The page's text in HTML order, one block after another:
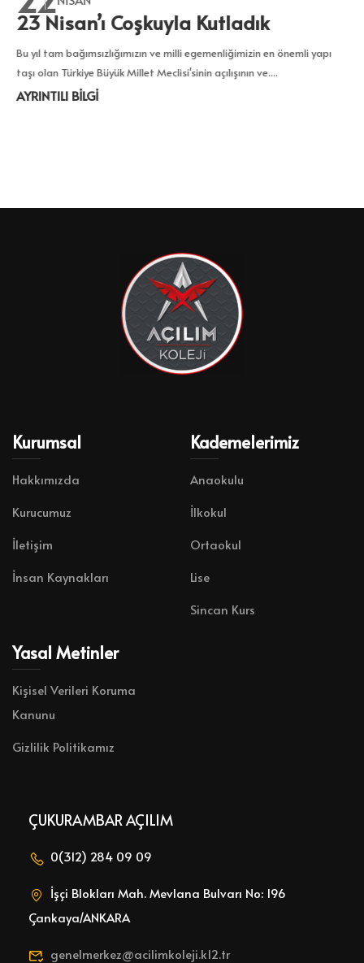
Nisan’ı Coşkuyla Kutladık
yıl tam bağımsızlığımızın ve milli egemenliğimizin en önemli yapı
olan Türkiye Büyük Millet Meclisi'sinin açılışının ve....
BİLGİ
Kurumsal
Hakkımızda
Kurucumuz
İletişim
İnsan Kaynakları
Kademelerimiz
Anaokulu
İlkokul
Ortaokul
Lise
Sincan Kurs
Yasal Metinler
Kişisel Verileri Koruma
Kanunu
Gizlilik Politikamız
ÇUKURAMBAR AÇILIM
0(312) 284 09 09
İşçi Blokları Mah. Mevlana Bulvarı No: 196
Çankaya/ANKARA
genelmerkez@acilimkoleji.k12.tr